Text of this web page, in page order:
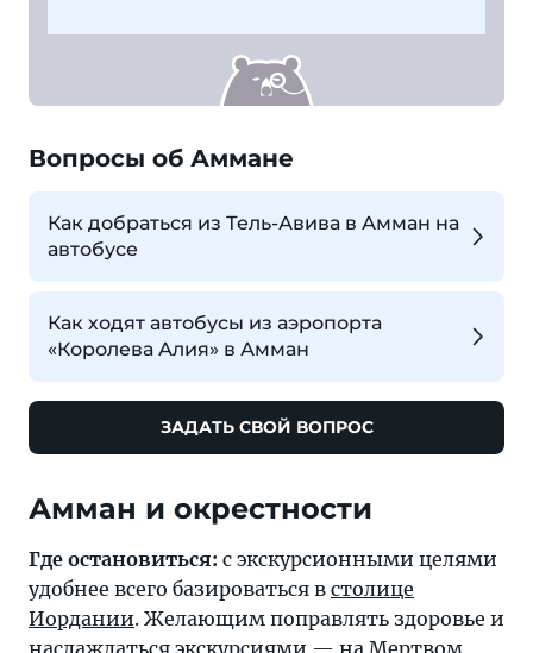
Вопросы об Аммане
Как добраться из Тель-Авива в Амман на
автобусе
Как ходят автобусы из аэропорта
«Королева Алия» в Амман
ЗАДАТЬ СВОЙ ВОПРОС
Амман и окрестности
Где остановиться: с экскурсионными целями
удобнее всего базироваться в столице
Иордании. Желающим поправлять здоровье и
наслаждаться экскурсиями — на Мертвом